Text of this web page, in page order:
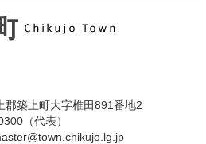
郡築上町大字椎田891番地2
（代表）